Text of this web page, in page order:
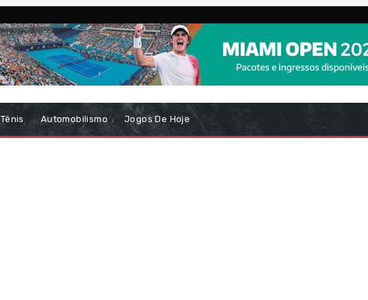
Tênis Automobilismo Jogos De Hoje